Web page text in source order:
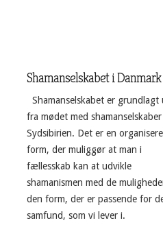
Shamanselskabet i Danmark
Shamanselskabet er grundlagt
fra mødet med shamanselskaber
Sydsibirien. Det er en
form, der muliggør at man i
fællesskab kan at udvikle
shamanismen med de
den form, der er passende for
samfund, som vi lever i.